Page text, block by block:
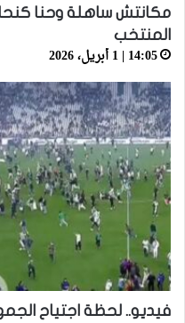
مكانتش ساهلة وحنا
المنتخب
14:05 | 1 أبريل، 2026
فيديو.. لحظة اجتياح